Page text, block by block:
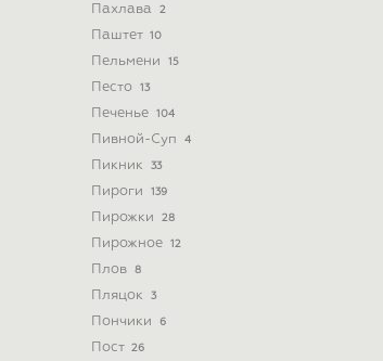
Пахлава 2
Паштет 10
Пельмени 15
Песто 13
Печенье 104
Пивной-Суп 4
Пикник 33
Пироги 139
Пирожки 28
Пирожное 12
Плов 8
Пляцок 3
Пончики 6
Пост 26